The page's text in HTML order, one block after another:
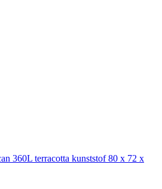
360L terracotta kunststof 80 x 72 x